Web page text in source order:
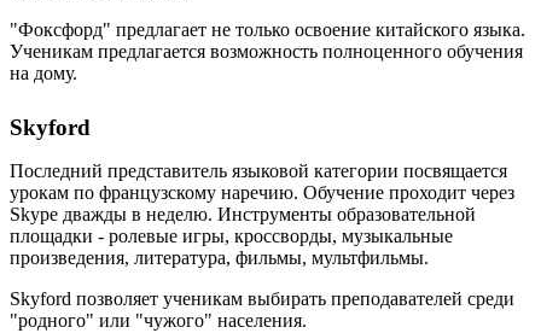
"Фоксфорд" предлагает не только освоение китайского языка.
Ученикам предлагается возможность полноценного обучения
на дому.
Skyford
Последний представитель языковой категории посвящается
урокам по французскому наречию. Обучение проходит через
Skype дважды в неделю. Инструменты образовательной
площадки - ролевые игры, кроссворды, музыкальные
произведения, литература, фильмы, мультфильмы.
Skyford позволяет ученикам выбирать преподавателей среди
"родного" или "чужого" населения.